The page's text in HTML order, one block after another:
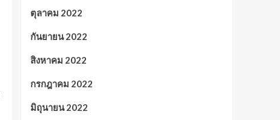
ตุลาคม 2022
กันยายน 2022
สิงหาคม 2022
กรกฎาคม 2022
มิถุนายน 2022